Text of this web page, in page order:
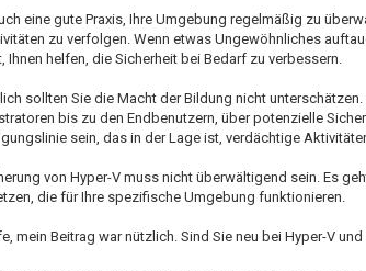
eine gute Praxis, Ihre Umgebung regelmäßig zu
zu verfolgen. Wenn etwas Ungewöhnliches
Ihnen helfen, die Sicherheit bei Bedarf zu verbessern.
sollten Sie die Macht der Bildung nicht
bis zu den Endbenutzern, über potenzielle
sein, das in der Lage ist, verdächtige
von Hyper-V muss nicht überwältigend sein. Es
die für Ihre spezifische Umgebung funktionieren.
mein Beitrag war nützlich. Sind Sie neu bei Hyper-V